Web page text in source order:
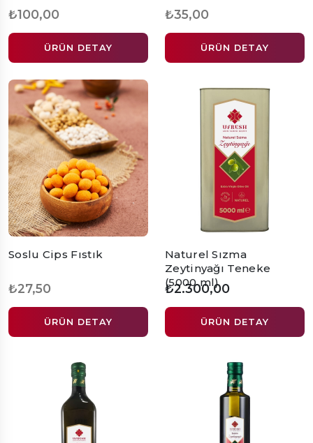
₺100,00
ÜRÜN DETAY
₺35,00
ÜRÜN DETAY
Soslu Cips Fıstık
₺27,50
ÜRÜN DETAY
Naturel Sızma
Zeytinyağı Teneke
(5000 ml)
₺2.300,00
ÜRÜN DETAY